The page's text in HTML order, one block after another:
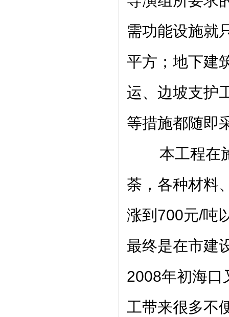
需功能设施就
平方；地下建
运、边坡支护
等措施都随即
本工程在施
荼，各种材料
涨到700元/吨
最终是在市建
2008年初海口
工带来很多不